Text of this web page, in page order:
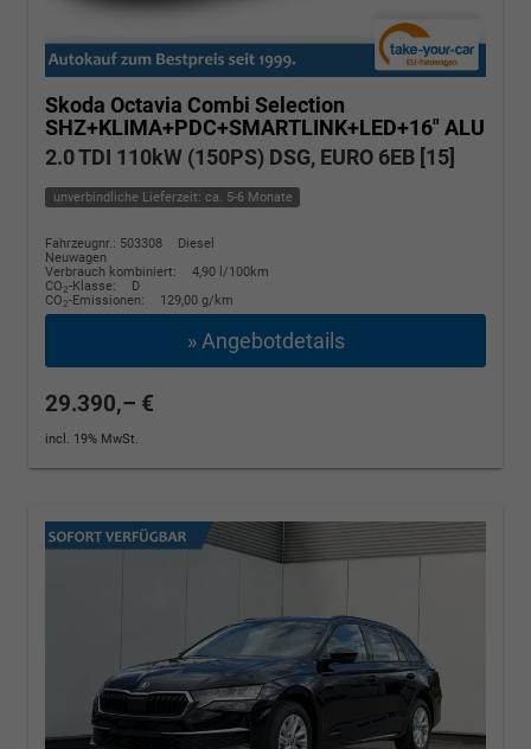
Skoda Octavia Combi Selection
SHZ+KLIMA+PDC+SMARTLINK+LED+16" ALU
2.0 TDI 110kW (150PS) DSG, EURO 6EB [15]
unverbindliche Lieferzeit: ca. 5-6 Monate
Fahrzeugnr.: 503308
Diesel
Neuwagen
Verbrauch kombiniert:
4,90 l/100km
CO2-Klasse:
D
CO2-Emissionen: 129,00 g/km
» Angebotdetails
29.390,– €
incl. 19% MwSt.